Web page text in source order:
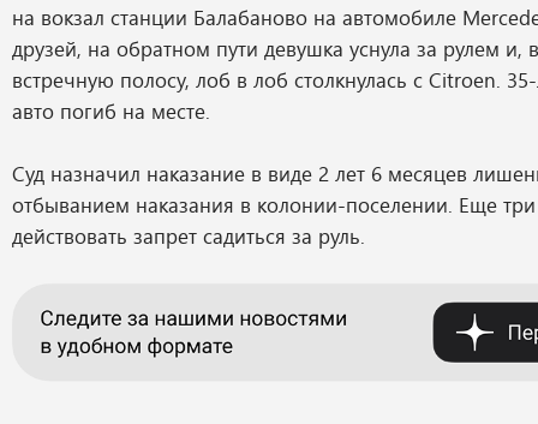
на вокзал станции Балабаново на автомобиле
друзей, на обратном пути девушка уснула за рулем и,
встречную полосу, лоб в лоб столкнулась с Citroen.
авто погиб на месте.
Суд назначил наказание в виде 2 лет 6 месяцев
отбыванием наказания в колонии-поселении. Еще три
действовать запрет садиться за руль.